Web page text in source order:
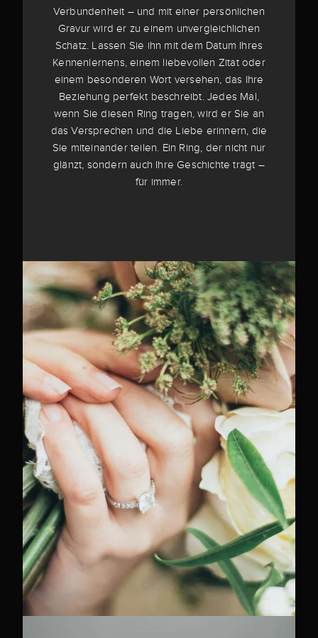
Verbundenheit – und mit einer persönlichen
Gravur wird er zu einem unvergleichlichen
Schatz. Lassen Sie ihn mit dem Datum Ihres
Kennenlernens, einem liebevollen Zitat oder
einem besonderen Wort versehen, das Ihre
Beziehung perfekt beschreibt. Jedes Mal,
wenn Sie diesen Ring tragen, wird er Sie an
das Versprechen und die Liebe erinnern, die
Sie miteinander teilen. Ein Ring, der nicht nur
glänzt, sondern auch Ihre Geschichte trägt –
für immer.